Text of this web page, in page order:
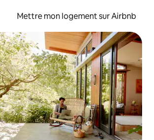
Mettre mon logement sur Airbnb